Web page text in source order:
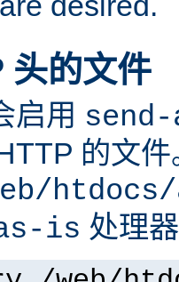
头的文件
启用
的文
is 处理